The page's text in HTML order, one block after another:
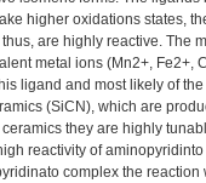
higher oxidations states,
are highly reactive. The
metal ions (Mn2+, Fe2+,
ligand and most likely of the
(SiCN), which are
they are highly
reactivity of
complex the reaction